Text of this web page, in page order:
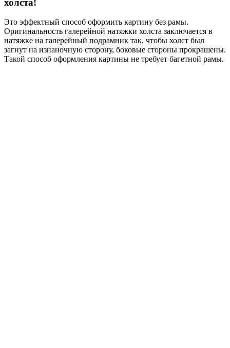
Это эффектный способ оформить картину без рамы.
Оригинальность галерейной натяжки холста заключается в
натяжке на галерейный подрамник так, чтобы холст был
загнут на изнаночную сторону, боковые стороны прокрашены.
Такой способ оформления картины не требует багетной рамы.